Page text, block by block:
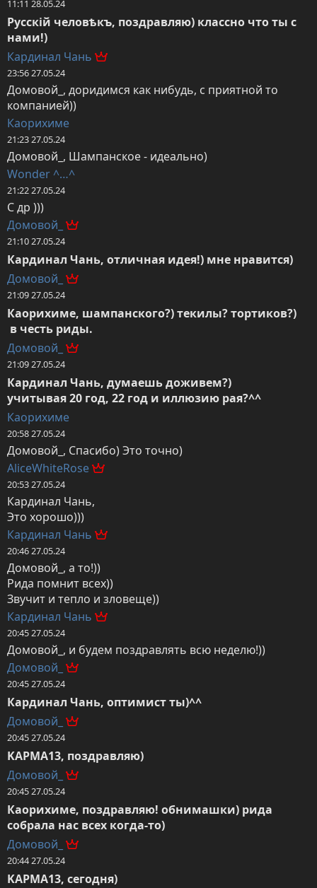
11:11 28.05.24
Русскій человѣкъ, поздравляю) классно что ты с
нами!)
Кардинал Чань
23:56 27.05.24
Домовой_, доридимся как нибудь, с приятной то
компанией))
Каорихиме
21:23 27.05.24
Домовой_, Шампанское - идеально)
Wonder ^…^
21:22 27.05.24
С др )))
Домовой_
21:10 27.05.24
Кардинал Чань, отличная идея!) мне нравится)
Домовой_
21:09 27.05.24
Каорихиме, шампанского?) текилы? тортиков?)
в честь риды.
Домовой_
21:09 27.05.24
Кардинал Чань, думаешь доживем?)
учитывая 20 год, 22 год и иллюзию рая?^^
Каорихиме
20:58 27.05.24
Домовой_, Спасибо) Это точно)
AliceWhiteRose
20:53 27.05.24
Кардинал Чань,
Это хорошо)))
Кардинал Чань
20:46 27.05.24
Домовой_, а то!))
Рида помнит всех))
Звучит и тепло и зловеще))
Кардинал Чань
20:45 27.05.24
Домовой_, и будем поздравлять всю неделю!))
Домовой_
20:45 27.05.24
Кардинал Чань, оптимист ты)^^
Домовой_
20:45 27.05.24
KAPMA13, поздравляю)
Домовой_
20:45 27.05.24
Каорихиме, поздравляю! обнимашки) рида
собрала нас всех когда-то)
Домовой_
20:44 27.05.24
KAPMA13, сегодня)